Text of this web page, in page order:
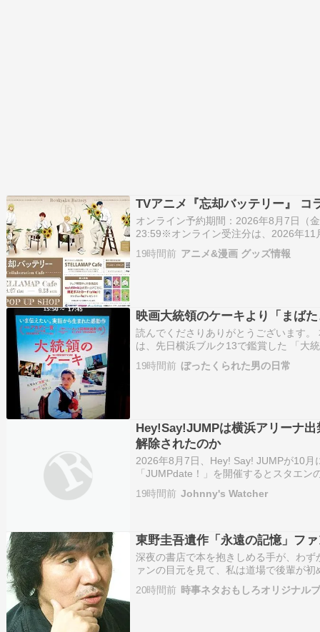
TVアニメ『忘却バッテリー』 コ
オンライン予約期間：2026年8月7日（
23:59※オンライン受注分は、2026年11
す。店舗開催期間：2026年8月27日（
＞ アニメガ・ソフマップ フェア(詳細)
19時間前 アニメ&漫画 グッズ情報
映画大統領のケーキより「まば
読んでくださりありがとうございます
は、先日横浜ブルク13で鑑賞した 「大
頂きます。 タイトルは、劇中の台詞よ
きますので、未見の方はご注意下さい
19時間前 ぼったくられた男の日常
Hey!Say!JUMPは横浜アリーナ
解除されたのか
2026年8月7日、Hey! Say! JUMPが10月
「JUMPdate！」を開催するとスタエ
た。 ファンは「Hey!Say!JUMPの横ア
い […]
19時間前 Johnny's Watcher
東野圭吾遺作「永遠の記憶」フ
深夜の書店で本を抱きしめる手が、わ
ァンの目元を見て、私は道場で後輩が
をふと思い出したんです。喜びと喪失
まばたきの遅さ。東野圭吾さんの最新
20時間前 時事ネタおもしろオリジナル